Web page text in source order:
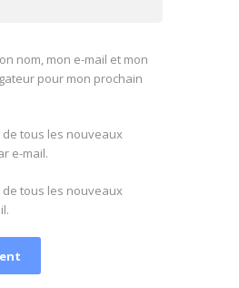
nom, mon e-mail et mon
pour mon prochain
tous les nouveaux
e-mail.
tous les nouveaux